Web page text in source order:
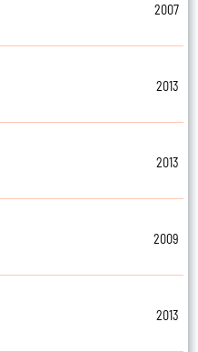
2007
2013
2013
2009
2013